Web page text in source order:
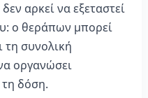
αρκεί να εξεταστεί
ο θεράπων μπορεί
τη συνολική
οργανώσει
τη δόση.